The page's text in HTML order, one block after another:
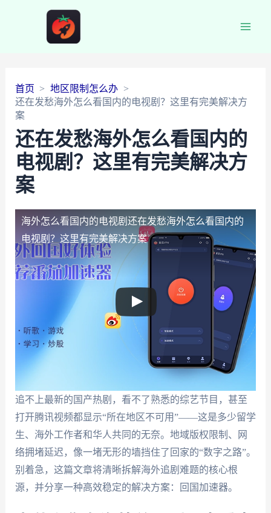
首页
地区限制怎么办
还在发愁海外怎么看国内的电视剧？这里有完美解决方
案
还在发愁海外怎么看国内的
电视剧？这里有完美解决方
案
海外怎么看国内的电视剧 还在发愁海外怎么看国内的
电视剧？这里有完美解决方案
追不上最新的国产热剧，看不了熟悉的综艺节目，甚至
打开腾讯视频都显示“所在地区不可用”——这是多少留学
生、海外工作者和华人共同的无奈。地域版权限制、网
络拥堵延迟，像一堵无形的墙挡住了回家的“数字之路”。
别着急，这篇文章将清晰拆解海外追剧难题的核心根
源，并分享一种高效稳定的解决方案：回国加速器。